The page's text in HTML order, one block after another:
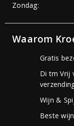
Zondag:
Waarom
Gratis
Di tm Vrij
Wijn &
Beste